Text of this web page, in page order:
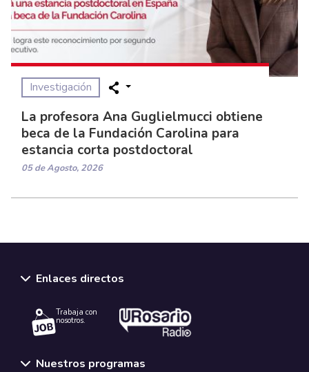
Investigación
La profesora Ana Guglielmucci obtiene
beca de la Fundación Carolina para
estancia corta postdoctoral
05 de Agosto, 2026
Enlaces directos
Trabaja con
nosotros.
Nuestros programas